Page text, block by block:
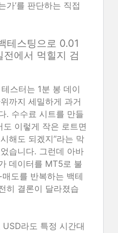
가’를 판단하는 직접
테스팅으로 0.01
에서 먹힐지 검
스터는 1분 봉 데이
까지 세밀하게 과거
. 수수료 시트를 만들
도 이렇게 작은 로트면
해도 되겠지”라는 막
습니다. 그런데 아바
데이터를 MT5로 불
도를 반복하는 백테
히 결론이 달라졌습
라도 특정 시간대